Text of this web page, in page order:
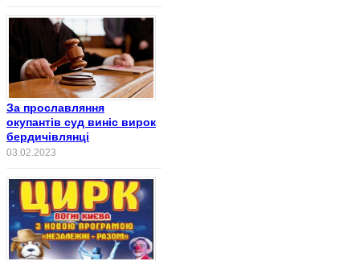
За прославляння
окупантів суд виніс вирок
бердичівлянці
03.02.2023